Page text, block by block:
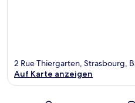
2 Rue Thiergarten, Strasbourg,
Auf Karte anzeigen